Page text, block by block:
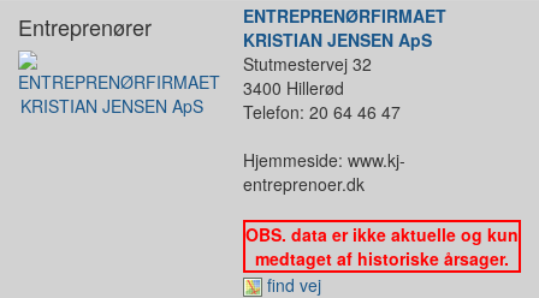
Entreprenører
ENTREPRENØRFIRMAET
KRISTIAN JENSEN ApS
Stutmestervej 32
3400 Hillerød
Telefon: 20 64 46 47
Hjemmeside: www.kj-
entreprenoer.dk
OBS. data er ikke aktuelle og kun
medtaget af historiske årsager.
find vej